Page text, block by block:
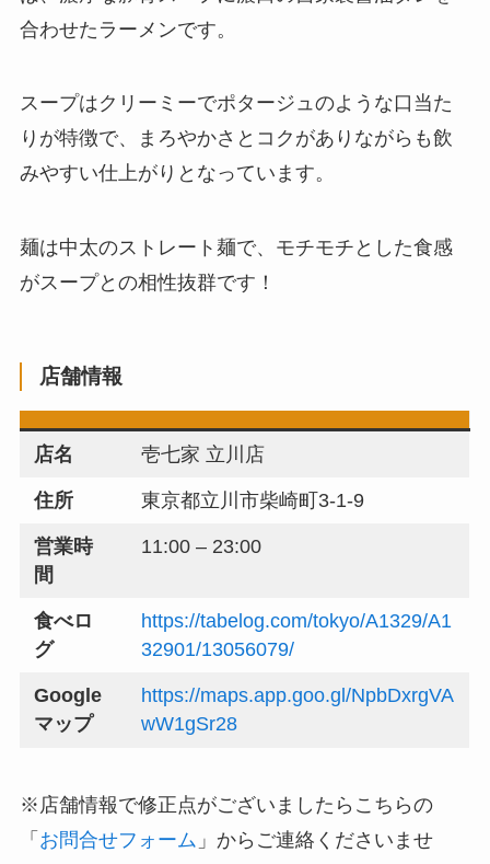
合わせたラーメンです。
スープはクリーミーでポタージュのような口当た
りが特徴で、まろやかさとコクがありながらも飲
みやすい仕上がりとなっています。
​麺は中太のストレート麺で、モチモチとした食感
がスープとの相性抜群です！
店舗情報
店名 壱七家 立川店
住所 東京都立川市柴崎町3-1-9
営業時
間
11:00 – 23:00
食べロ
グ
https://tabelog.com/tokyo/A1329/A1
32901/13056079/
Google
マップ
https://maps.app.goo.gl/NpbDxrgVA
wW1gSr28
※店舗情報で修正点がございましたらこちらの
「 お問合せフォーム 」からご連絡くださいませ